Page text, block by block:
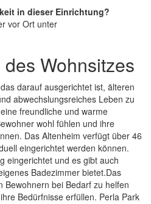
in dieser Einrichtung?
vor Ort unter
Wohnsitzes
darauf ausgerichtet ist, älteren
abwechslungsreiches Leben zu
freundliche und warme
wohl fühlen und ihre
Das Altenheim verfügt über 46
eingerichtet werden können.
eingerichtet und es gibt auch
Badezimmer bietet.Das
Bewohnern bei Bedarf zu helfen
Bedürfnisse erfüllen. Perla Park